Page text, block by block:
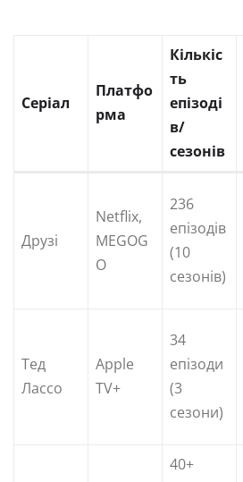
Серіал
Платфо
рма
Кількіс
ть
епізоді
в/
сезонів
Друзі
Netflix,
MEGOG
O
236
епізодів
(10
сезонів)
Тед
Лассо
Apple
TV+
34
епізоди
(3
сезони)
40+